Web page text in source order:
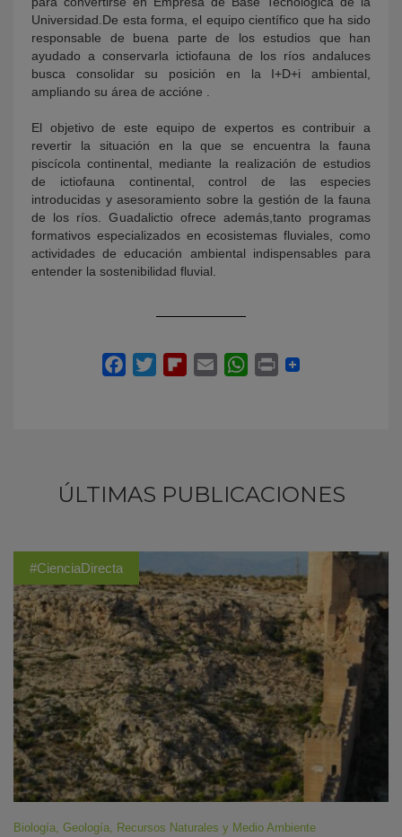
Universidad.De esta forma, el equipo científico que ha sido
responsable de buena parte de los estudios que han
ayudado a conservarla ictiofauna de los ríos andaluces
busca consolidar su posición en la I+D+i ambiental,
ampliando su área de accióne .
El objetivo de este equipo de expertos es contribuir a
revertir la situación en la que se encuentra la fauna
piscícola continental, mediante la realización de estudios
de ictiofauna continental, control de las especies
introducidas y asesoramiento sobre la gestión de la fauna
de los ríos. Guadalictio ofrece además,tanto programas
formativos especializados en ecosistemas fluviales, como
actividades de educación ambiental indispensables para
entender la sostenibilidad fluvial.
ÚLTIMAS PUBLICACIONES
#CienciaDirecta
Biología Geología Recursos Naturales y Medio Ambiente